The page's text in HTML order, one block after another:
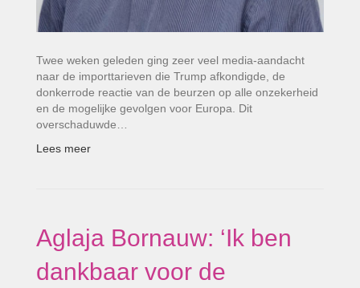
Twee weken geleden ging zeer veel media-aandacht
naar de importtarieven die Trump afkondigde, de
donkerrode reactie van de beurzen op alle onzekerheid
en de mogelijke gevolgen voor Europa. Dit
overschaduwde…
Lees meer
Aglaja Bornauw: ‘Ik ben
dankbaar voor de